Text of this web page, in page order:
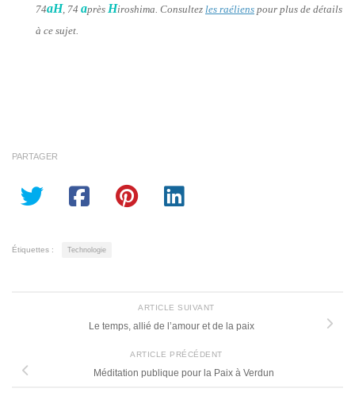
74aH, 74 après Hiroshima. Consultez les raéliens pour plus de détails
à ce sujet.
PARTAGER
Étiquettes : Technologie
ARTICLE SUIVANT
Le temps, allié de l’amour et de la paix
ARTICLE PRÉCÉDENT
Méditation publique pour la Paix à Verdun